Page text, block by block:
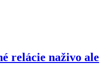
relácie naživo ale